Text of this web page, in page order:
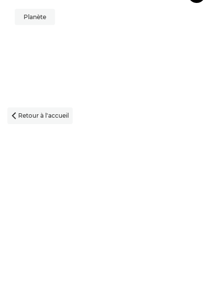
Planète
 Retour à l'accueil